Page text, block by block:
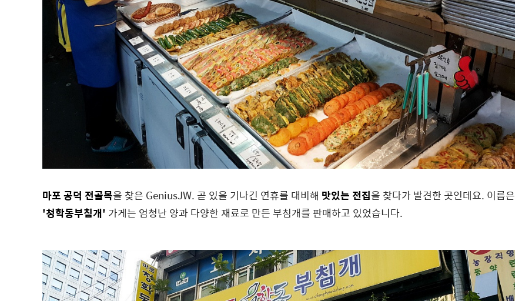
마포 공덕 전골목을 찾은 GeniusJW. 곧 있을 기나긴 연휴를 대비해 맛있는 전집을 찾다가 발견한 곳인데요. 이름은
'청학동부침개' 가게는 엄청난 양과 다양한 재료로 만든 부침개를 판매하고 있었습니다.